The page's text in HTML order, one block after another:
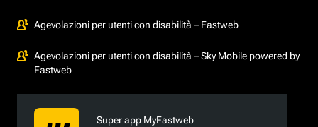
Agevolazioni per utenti con disabilità – Fastweb
Agevolazioni per utenti con disabilità – Sky Mobile powered by
Fastweb
Super app MyFastweb